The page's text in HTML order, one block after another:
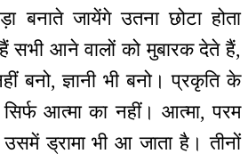
बनाते जायेंगे उतना छोटा होता
सभी आने वालों को मुबारक देते हैं,
बनो, ज्ञानी भी बनो। प्रकृति के
सिर्फ आत्मा का नहीं। आत्मा, परम
ड्रामा भी आ जाता है। तीनों